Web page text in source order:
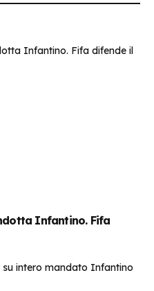
Infantino. Fifa